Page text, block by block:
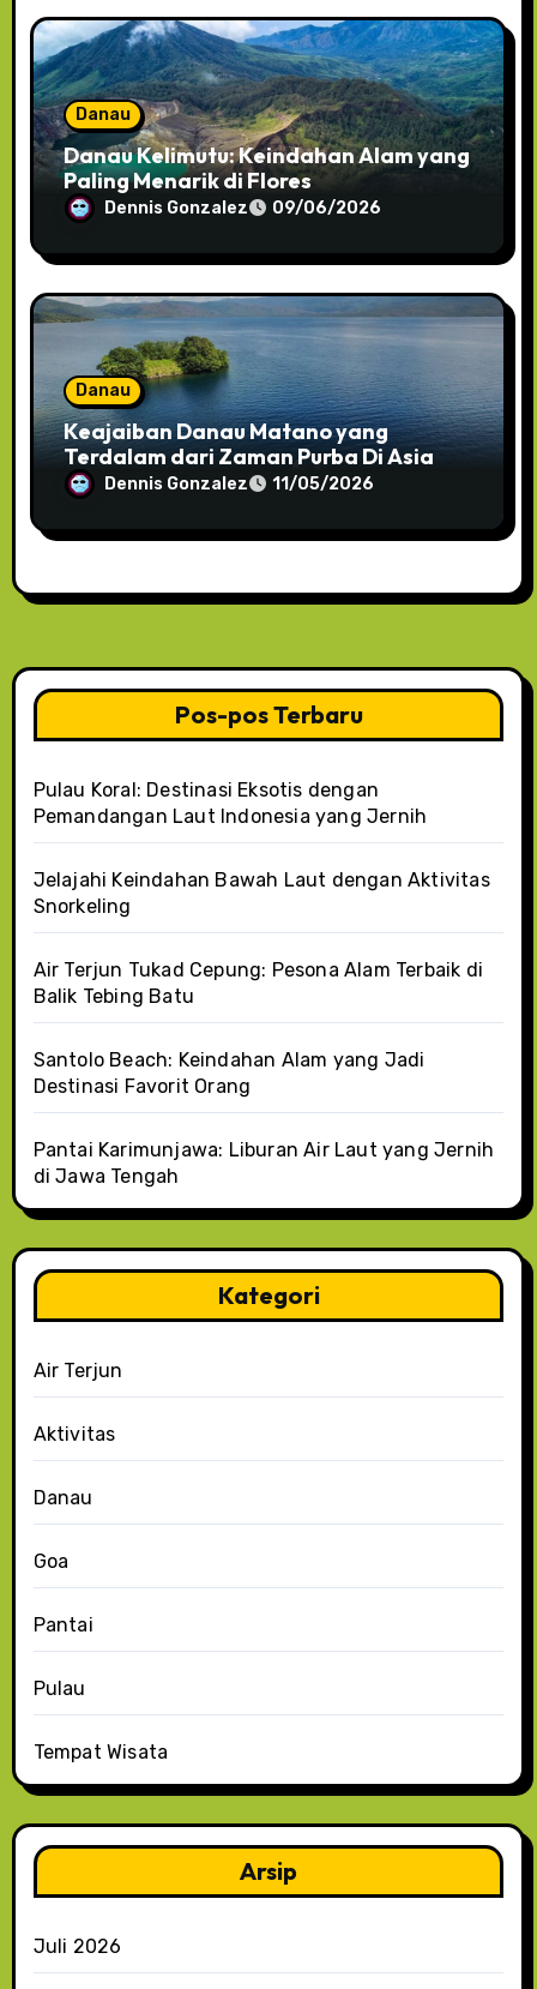
Danau
Danau Kelimutu: Keindahan Alam yang
Paling Menarik di Flores
Dennis Gonzalez 09/06/2026
Danau
Keajaiban Danau Matano yang
Terdalam dari Zaman Purba Di Asia
Dennis Gonzalez 11/05/2026
Pos-pos Terbaru
Pulau Koral: Destinasi Eksotis dengan
Pemandangan Laut Indonesia yang Jernih
Jelajahi Keindahan Bawah Laut dengan Aktivitas
Snorkeling
Air Terjun Tukad Cepung: Pesona Alam Terbaik di
Balik Tebing Batu
Santolo Beach: Keindahan Alam yang Jadi
Destinasi Favorit Orang
Pantai Karimunjawa: Liburan Air Laut yang Jernih
di Jawa Tengah
Kategori
Air Terjun
Aktivitas
Danau
Goa
Pantai
Pulau
Tempat Wisata
Arsip
Juli 2026